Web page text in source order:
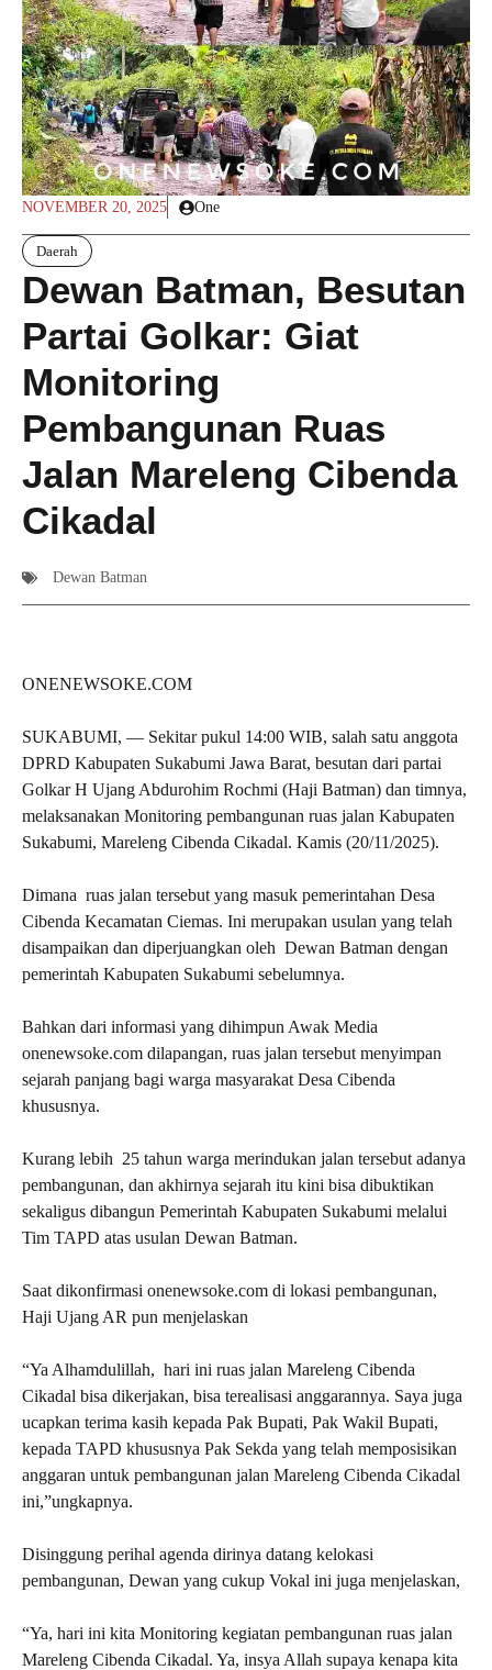
NOVEMBER 20, 2025 One
Daerah
Dewan Batman, Besutan
Partai Golkar: Giat
Monitoring
Pembangunan Ruas
Jalan Mareleng Cibenda
Cikadal
Dewan Batman
ONENEWSOKE.COM
SUKABUMI, — Sekitar pukul 14:00 WIB, salah satu anggota
DPRD Kabupaten Sukabumi Jawa Barat, besutan dari partai
Golkar H Ujang Abdurohim Rochmi (Haji Batman) dan timnya,
melaksanakan Monitoring pembangunan ruas jalan Kabupaten
Sukabumi, Mareleng Cibenda Cikadal. Kamis (20/11/2025).
Dimana ruas jalan tersebut yang masuk pemerintahan Desa
Cibenda Kecamatan Ciemas. Ini merupakan usulan yang telah
disampaikan dan diperjuangkan oleh Dewan Batman dengan
pemerintah Kabupaten Sukabumi sebelumnya.
Bahkan dari informasi yang dihimpun Awak Media
onenewsoke.com dilapangan, ruas jalan tersebut menyimpan
sejarah panjang bagi warga masyarakat Desa Cibenda
khususnya.
Kurang lebih 25 tahun warga merindukan jalan tersebut adanya
pembangunan, dan akhirnya sejarah itu kini bisa dibuktikan
sekaligus dibangun Pemerintah Kabupaten Sukabumi melalui
Tim TAPD atas usulan Dewan Batman.
Saat dikonfirmasi onenewsoke.com di lokasi pembangunan,
Haji Ujang AR pun menjelaskan
“Ya Alhamdulillah, hari ini ruas jalan Mareleng Cibenda
Cikadal bisa dikerjakan, bisa terealisasi anggarannya. Saya juga
ucapkan terima kasih kepada Pak Bupati, Pak Wakil Bupati,
kepada TAPD khususnya Pak Sekda yang telah memposisikan
anggaran untuk pembangunan jalan Mareleng Cibenda Cikadal
ini,”ungkapnya.
Disinggung perihal agenda dirinya datang kelokasi
pembangunan, Dewan yang cukup Vokal ini juga menjelaskan,
“Ya, hari ini kita Monitoring kegiatan pembangunan ruas jalan
Mareleng Cibenda Cikadal. Ya, insya Allah supaya kenapa kita